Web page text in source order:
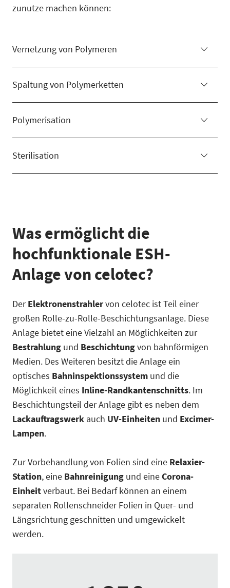
zunutze machen können:
Vernetzung von Polymeren
Spaltung von Polymerketten
Polymerisation
Sterilisation
Was ermöglicht die
hochfunktionale ESH-
Anlage von celotec?
DerElektronenstrahlervon celotec ist Teil einer
großen Rolle-zu-Rolle-Beschichtungsanlage. Diese
Anlage bietet eine Vielzahl an Möglichkeiten zur
Bestrahlung und Beschichtungvon bahnförmigen
Medien. Des Weiteren besitzt die Anlage ein
optisches Bahninspektionssystem und die
Möglichkeit eines Inline-Randkantenschnitts. Im
Beschichtungsteil der Anlage gibt es neben dem
Lackauftragswerk auch UV-Einheiten und Excimer-
Lampen.
Zur Vorbehandlung von Folien sind eine Relaxier-
Station, eine Bahnreinigung und eineCorona-
Einheitverbaut. Bei Bedarf können an einem
separaten Rollenschneider Folien in Quer- und
Längsrichtung geschnitten und umgewickelt
werden.